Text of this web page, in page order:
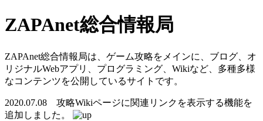
ZAPAnet総合情報局
ZAPAnet総合情報局は、ゲーム攻略をメインに、ブログ、オ
リジナルWebアプリ、プログラミング、Wikiなど、多種多様
なコンテンツを公開しているサイトです。
2020.07.08 攻略Wikiページに関連リンクを表示する機能を
追加しました。